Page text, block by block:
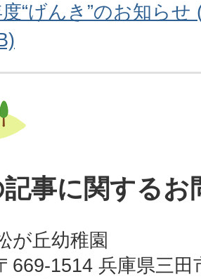
“げんき”のお知ら
記事に関するお
が丘幼稚園
669-1514 兵庫県三田